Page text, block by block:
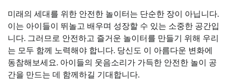
미래의 세대를 위한 안전한 놀이터는 단순한 장이 아닙니다.
이는 아이들이 뛰놀고 배우며 성장할 수 있는 소중한 공간입
니다. 그러므로 안전하고 즐거운 놀이터를 만들기 위해 우리
는 모두 함께 노력해야 합니다. 당신도 이 아름다운 변화에
동참해보세요. 아이들의 웃음소리가 가득한 안전한 놀이 공
간을 만드는 데 함께하길 기대합니다.